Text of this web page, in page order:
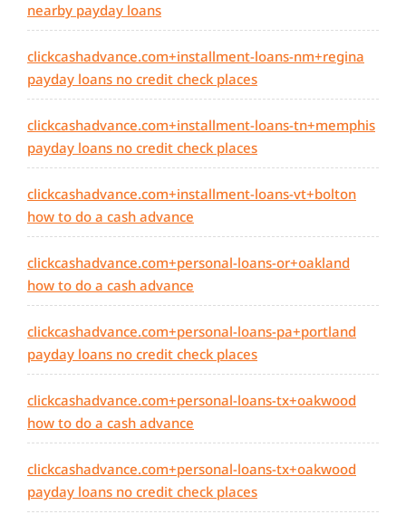
nearby payday loans
clickcashadvance.com+installment-loans-nm+regina
payday loans no credit check places
clickcashadvance.com+installment-loans-tn+memphis
payday loans no credit check places
clickcashadvance.com+installment-loans-vt+bolton
how to do a cash advance
clickcashadvance.com+personal-loans-or+oakland
how to do a cash advance
clickcashadvance.com+personal-loans-pa+portland
payday loans no credit check places
clickcashadvance.com+personal-loans-tx+oakwood
how to do a cash advance
clickcashadvance.com+personal-loans-tx+oakwood
payday loans no credit check places